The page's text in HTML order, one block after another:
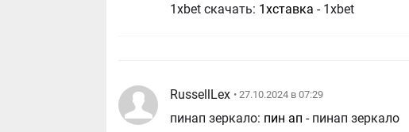
1xbet скачать: 1хставка - 1xbet
RussellLex • 27.10.2024 в 07:29
пинап зеркало: пин ап - пинап зеркало